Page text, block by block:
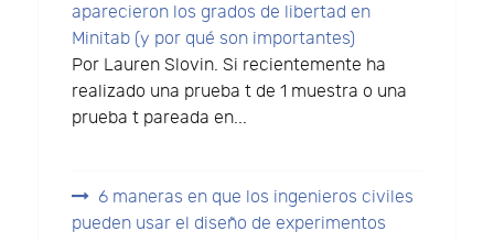
aparecieron los grados de libertad en
Minitab (y por qué son importantes)
Por Lauren Slovin. Si recientemente ha
realizado una prueba t de 1 muestra o una
prueba t pareada en...
6 maneras en que los ingenieros civiles
pueden usar el diseño de experimentos